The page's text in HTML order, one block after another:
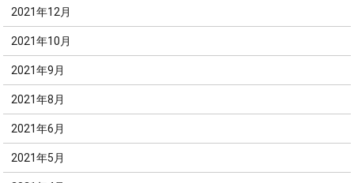
2021年12月
2021年10月
2021年9月
2021年8月
2021年6月
2021年5月